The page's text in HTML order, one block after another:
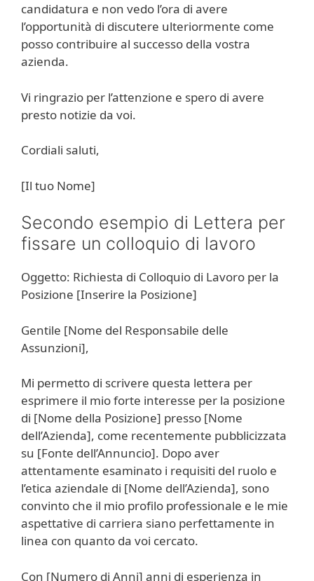
candidatura e non vedo l’ora di avere
l’opportunità di discutere ulteriormente come
posso contribuire al successo della vostra
azienda.
Vi ringrazio per l’attenzione e spero di avere
presto notizie da voi.
Cordiali saluti,
[Il tuo Nome]
Secondo esempio di Lettera per
fissare un colloquio di lavoro
Oggetto: Richiesta di Colloquio di Lavoro per la
Posizione [Inserire la Posizione]
Gentile [Nome del Responsabile delle
Assunzioni],
Mi permetto di scrivere questa lettera per
esprimere il mio forte interesse per la posizione
di [Nome della Posizione] presso [Nome
dell’Azienda], come recentemente pubblicizzata
su [Fonte dell’Annuncio]. Dopo aver
attentamente esaminato i requisiti del ruolo e
l’etica aziendale di [Nome dell’Azienda], sono
convinto che il mio profilo professionale e le mie
aspettative di carriera siano perfettamente in
linea con quanto da voi cercato.
Con [Numero di Anni] anni di esperienza in